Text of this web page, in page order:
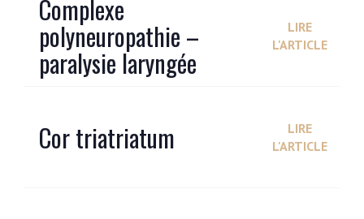
Complexe
polyneuropathie –
paralysie laryngée
LIRE
L'ARTICLE
Cor triatriatum
LIRE
L'ARTICLE